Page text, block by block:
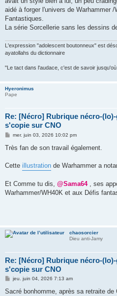
aidé à forger l'univers de Warhammer
Fantastiques.
La série Sorcellerie sans les dessins
L'expression "adolescent boutonneux" est
ayatollahs du dictionnaire
"Le tact dans l'audace, c'est de savoir
Hyeronimus
Pape
Re: [Nécro] Rubrique nécro-
s'copie sur CNO
M
s
g
mer. juin 03, 2026 10:02 pm
Très fan de son travail également.
Cette illustration de Warhammer a
Et Comme tu dis, @Sama64, ses
Warhammer/WH40K et aux Défis
chaosorcier
Dieu anti-Jamy
Re: [Nécro] Rubrique nécro-
s'copie sur CNO
M
s
jeu. juin 04, 2026 7:13 am
Sacré bonhomme, après sa retraite